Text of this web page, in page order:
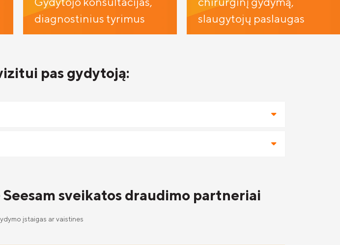
diagnostinius tyrimus
slaugytojų paslaugas
pas gydytoją:
sveikatos draudimo partneriai
įstaigas ar vaistines